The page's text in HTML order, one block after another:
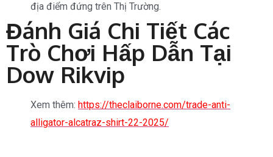
địa điểm đứng trên Thị Trường.
Đánh Giá Chi Tiết Các
Trò Chơi Hấp Dẫn Tại
Dow Rikvip
Xem thêm: https://theclaiborne.com/trade-anti-
alligator-alcatraz-shirt-22-2025/